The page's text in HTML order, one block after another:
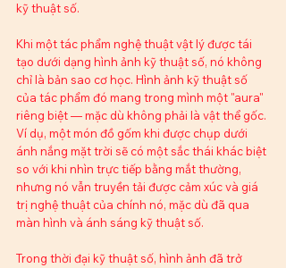
kỹ thuật số.
Khi một tác phẩm nghệ thuật vật lý được tái
tạo dưới dạng hình ảnh kỹ thuật số, nó không
chỉ là bản sao cơ học. Hình ảnh kỹ thuật số
của tác phẩm đó mang trong mình một "aura"
riêng biệt — mặc dù không phải là vật thể gốc.
Ví dụ, một món đồ gốm khi được chụp dưới
ánh nắng mặt trời sẽ có một sắc thái khác biệt
so với khi nhìn trực tiếp bằng mắt thường,
nhưng nó vẫn truyền tải được cảm xúc và giá
trị nghệ thuật của chính nó, mặc dù đã qua
màn hình và ánh sáng kỹ thuật số.
Trong thời đại kỹ thuật số, hình ảnh đã trở